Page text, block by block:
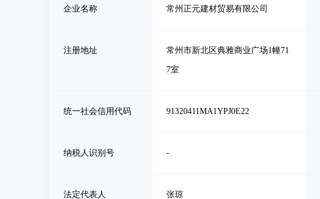
企业名称 常州正元建材贸易有限公司
注册地址 常州市新北区典雅商业广场1幢71
7室
统一社会信用代码 91320411MA1YPJ0E22
纳税人识别号 -
法定代表人 张琼